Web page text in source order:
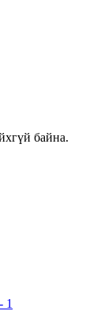
байна.
- 1